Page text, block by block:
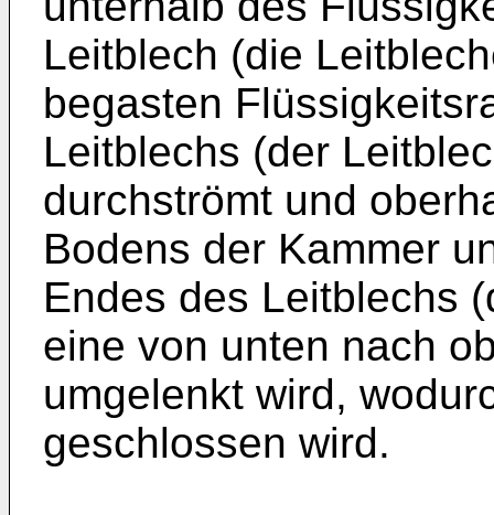
Leitblech (die
begasten
Leitblechs (der
durchströmt und
Bodens der Kammer
Endes des Leitblechs
eine von unten nach
umgelenkt wird,
geschlossen wird.